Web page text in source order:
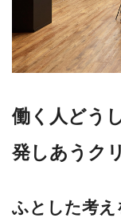
働く人どう
発しあうク
ふとした考